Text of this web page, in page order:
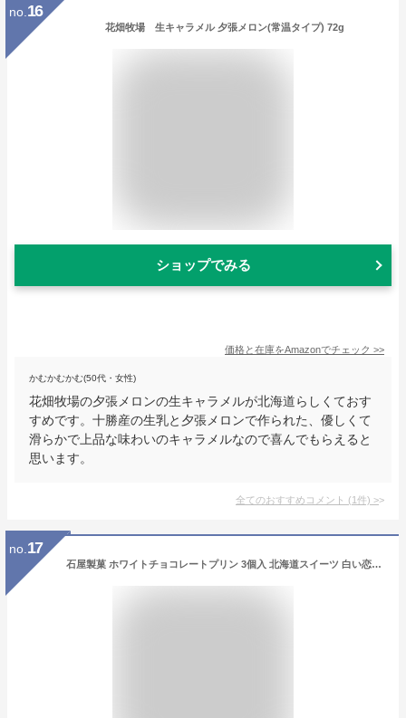
no. 16
花畑牧場 生キャラメル 夕張メロン(常温タイプ) 72g
ショップでみる
価格と在庫をAmazonでチェック >>
かむかむかむ(50代・女性)
花畑牧場の夕張メロンの生キャラメルが北海道らしくておす
すめです。十勝産の生乳と夕張メロンで作られた、優しくて
滑らかで上品な味わいのキャラメルなので喜んでもらえると
思います。
全てのおすすめコメント (1件) >
no. 17
石屋製菓 ホワイトチョコレートプリン 3個入 北海道スイーツ 白い恋人 ホワイトチョコレート 常温保存可 ハスカップソース プリン スイーツ お菓子 北海道限定 土産 お取り寄せ プレゼント クリスマス バレンタイン ホワイトデー ギフト 母の日 父の日 お返し